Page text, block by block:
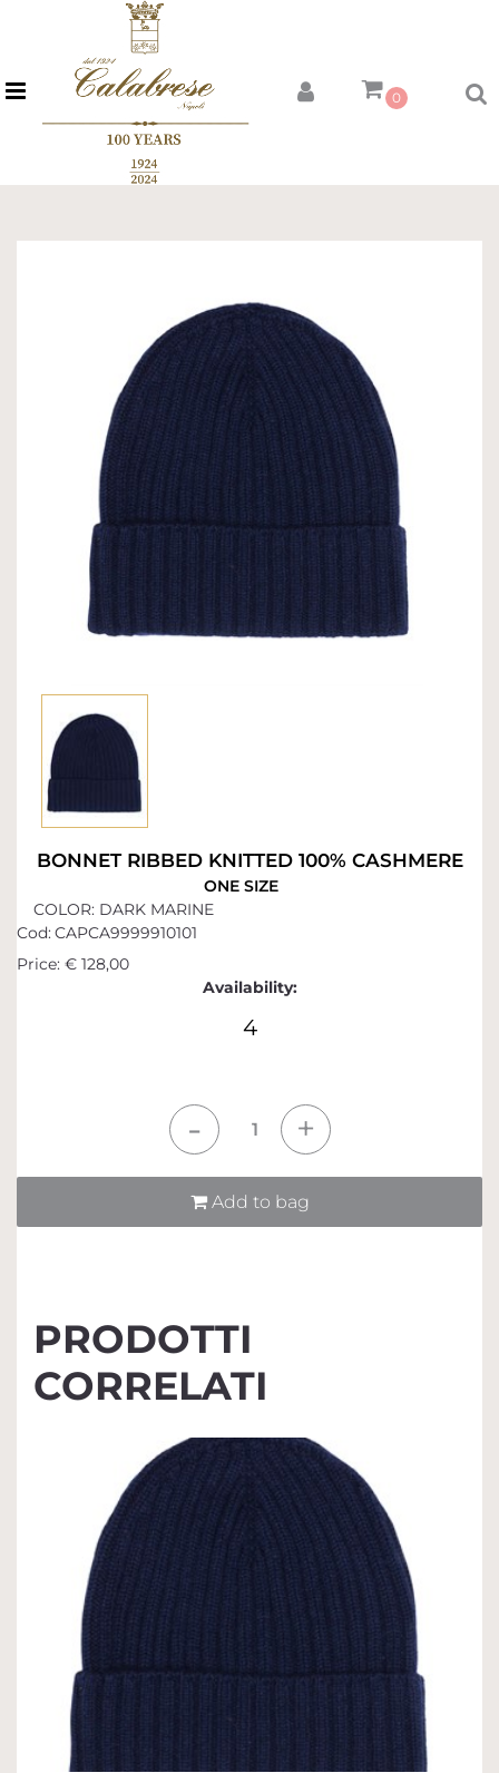
Open menu 0
BONNET RIBBED KNITTED 100% CASHMERE
ONE SIZE
COLOR: DARK MARINE
Cod:CAPCA9999910101
Price: € 128,00
Availability:
4
Add to bag
PRODOTTI
CORRELATI